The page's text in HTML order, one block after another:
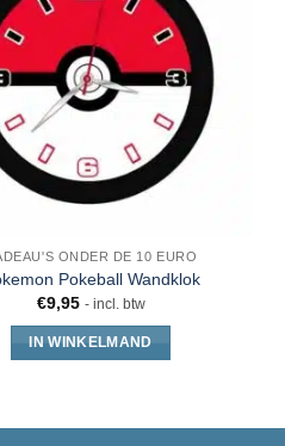
ONDER DE 10 EURO
Pokeball Wandklok
€9,95 - incl. btw
IN WINKELMAND